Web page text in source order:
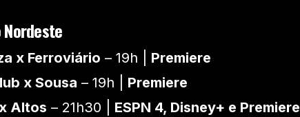
Nordeste
x Ferroviário – 19h | Premiere
x Sousa – 19h | Premiere
Altos – 21h30 | ESPN 4, Disney+ e Premiere